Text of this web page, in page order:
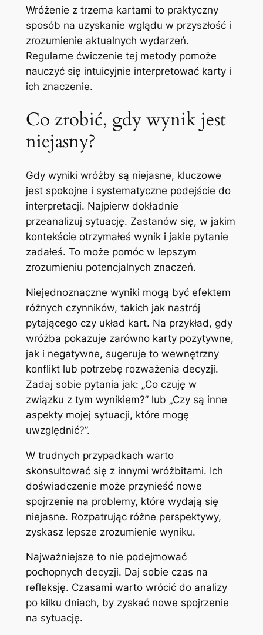
Wróżenie z trzema kartami to praktyczny
sposób na uzyskanie wglądu w przyszłość i
zrozumienie aktualnych wydarzeń.
Regularne ćwiczenie tej metody pomoże
nauczyć się intuicyjnie interpretować karty i
ich znaczenie.
Co zrobić, gdy wynik jest
niejasny?
Gdy wyniki wróżby są niejasne, kluczowe
jest spokojne i systematyczne podejście do
interpretacji. Najpierw dokładnie
przeanalizuj sytuację. Zastanów się, w jakim
kontekście otrzymałeś wynik i jakie pytanie
zadałeś. To może pomóc w lepszym
zrozumieniu potencjalnych znaczeń.
Niejednoznaczne wyniki mogą być efektem
różnych czynników, takich jak nastrój
pytającego czy układ kart. Na przykład, gdy
wróżba pokazuje zarówno karty pozytywne,
jak i negatywne, sugeruje to wewnętrzny
konflikt lub potrzebę rozważenia decyzji.
Zadaj sobie pytania jak: „Co czuję w
związku z tym wynikiem?” lub „Czy są inne
aspekty mojej sytuacji, które mogę
uwzględnić?”.
W trudnych przypadkach warto
skonsultować się z innymi wróżbitami. Ich
doświadczenie może przynieść nowe
spojrzenie na problemy, które wydają się
niejasne. Rozpatrując różne perspektywy,
zyskasz lepsze zrozumienie wyniku.
Najważniejsze to nie podejmować
pochopnych decyzji. Daj sobie czas na
refleksję. Czasami warto wrócić do analizy
po kilku dniach, by zyskać nowe spojrzenie
na sytuację.